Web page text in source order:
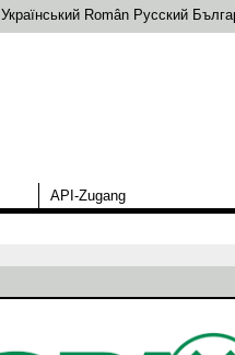
Український Român Русский
API-Zugang